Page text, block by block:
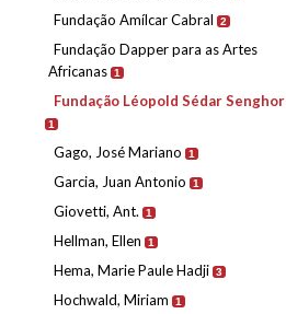
Fundação Amílcar Cabral 2
Fundação Dapper para as Artes
Africanas 1
Fundação Léopold Sédar Senghor
1
Gago, José Mariano 1
Garcia, Juan Antonio 1
Giovetti, Ant. 1
Hellman, Ellen 1
Hema, Marie Paule Hadji 3
Hochwald, Miriam 1